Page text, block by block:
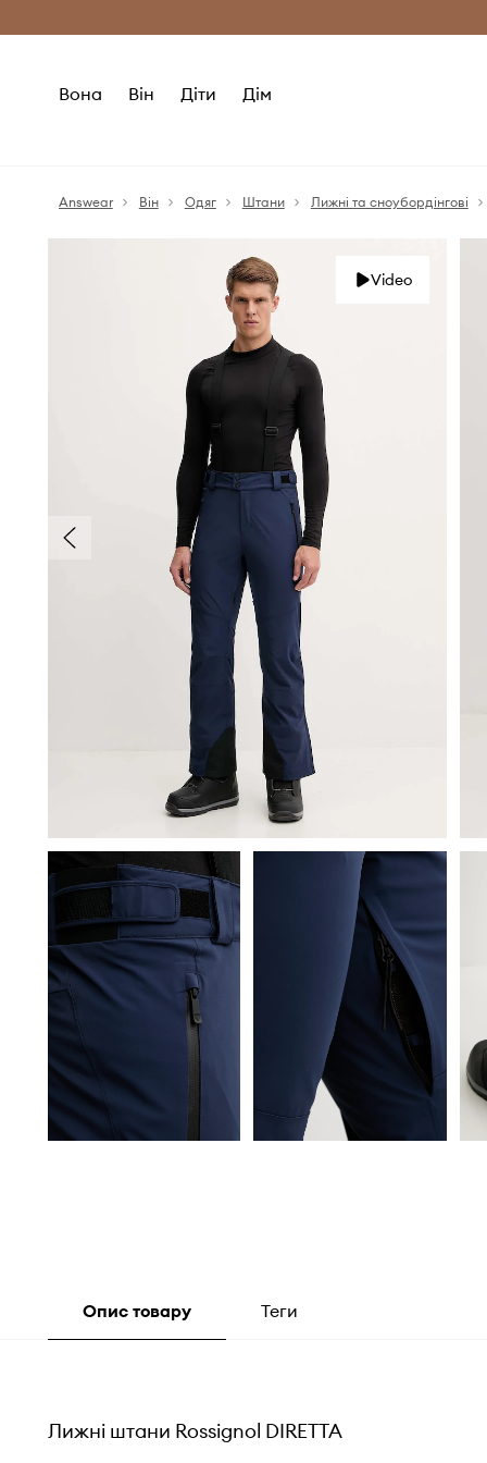
Безкоштовна доставка з ЄС (від 2800
Вона Він Діти Дім
Answear Він Одяг Штани Лижні та сноубордінгові
Video
Опис товару Теги
Лижні штани Rossignol DIRETTA